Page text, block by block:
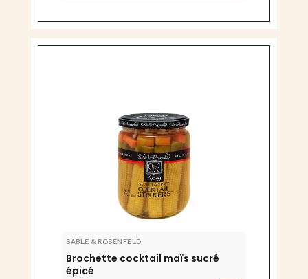
SABLE & ROSENFELD
Brochette cocktail maïs sucré
épicé